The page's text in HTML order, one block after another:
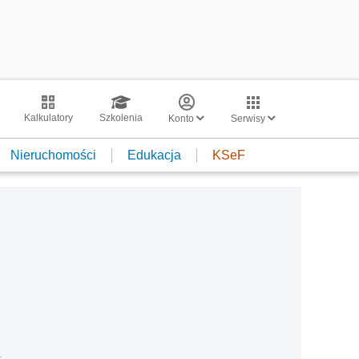
Kalkulatory Szkolenia Konto Serwisy
Nieruchomości Edukacja KSeF